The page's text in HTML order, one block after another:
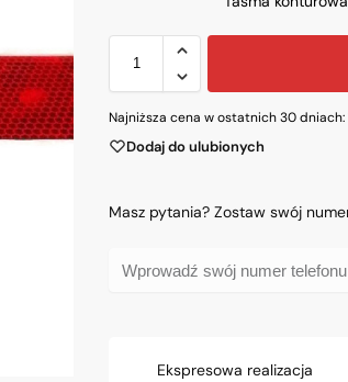
Najniższa cena w ostatnich 30 dniach:
Dodaj do ulubionych
Masz pytania? Zostaw swój
Ekspresowa realizacja